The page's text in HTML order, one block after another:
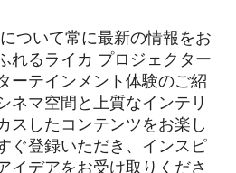
ついて常に最新の情報をお
れるライカ プロジェクター
ーテインメント体験のご紹
ネマ空間と上質なインテリ
スしたコンテンツをお楽し
ぐ登録いただき、インスピ
イデアをお受け取りくださ